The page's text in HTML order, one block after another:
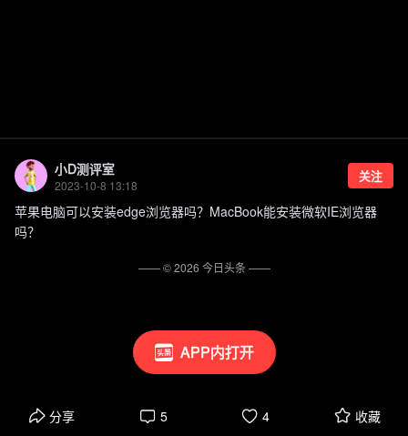
APP内打开
小D测评室
2023-10-8 13:18
关注
苹果电脑可以安装edge浏览器吗？MacBook能安装微软IE浏览器
吗？
分享 5 4 收藏
—— ©2026 今日头条——